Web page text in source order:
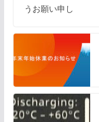
うお願い申し